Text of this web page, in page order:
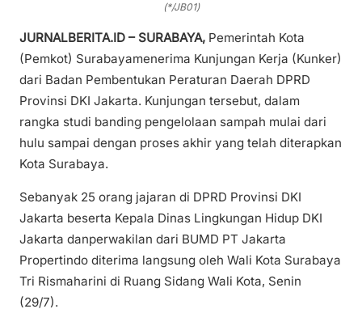
(*/JB01)
JURNALBERITA.ID – SURABAYA, Pemerintah Kota
(Pemkot) Surabayamenerima Kunjungan Kerja (Kunker)
dari Badan Pembentukan Peraturan Daerah DPRD
Provinsi DKI Jakarta. Kunjungan tersebut, dalam
rangka studi banding pengelolaan sampah mulai dari
hulu sampai dengan proses akhir yang telah diterapkan
Kota Surabaya.
Sebanyak 25 orang jajaran di DPRD Provinsi DKI
Jakarta beserta Kepala Dinas Lingkungan Hidup DKI
Jakarta danperwakilan dari BUMD PT Jakarta
Propertindo diterima langsung oleh Wali Kota Surabaya
Tri Rismaharini di Ruang Sidang Wali Kota, Senin
(29/7).